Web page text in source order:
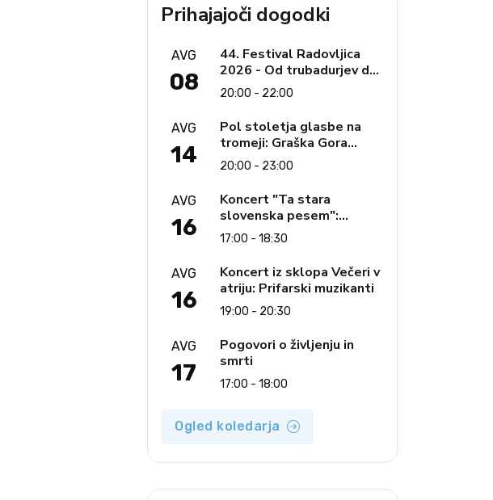
Prihajajoči dogodki
AVG
08
44. Festival Radovljica
2026 - Od trubadurjev do
Brahmsa
20:00 - 22:00
AVG
14
Pol stoletja glasbe na
tromeji: Graška Gora
obeležuje 50. jubilejni
festival narodno-zabavne
glasbe
20:00 - 23:00
AVG
16
Koncert "Ta stara
slovenska pesem":
Ljudski pevci Jezerci
17:00 - 18:30
AVG
16
Koncert iz sklopa Večeri v
atriju: Prifarski muzikanti
19:00 - 20:30
AVG
17
Pogovori o življenju in
smrti
17:00 - 18:00
Ogled koledarja